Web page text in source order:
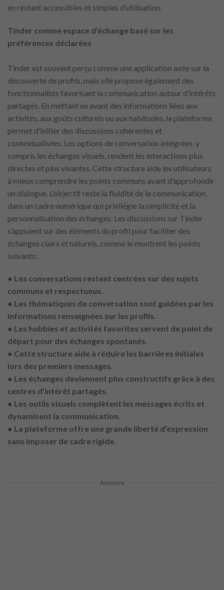
en restant accessibles et simples d’utilisation.
Tinder comme espace d’échange basé sur les
préférences déclarées
Tinder est souvent perçu comme une application axée sur la
découverte de profils, mais elle propose également des
fonctionnalités favorisant la communication autour d’intérêts
partagés. En mettant en avant des informations liées aux
activités, aux goûts culturels ou aux habitudes, la plateforme
permet d’initier des discussions cohérentes et
contextualisées. Les options de conversation intégrées, y
compris les échanges visuels, rendent les interactions plus
directes et plus vivantes. Cette structure aide les utilisateurs
à mieux comprendre les points communs avant d’approfondir
un dialogue. L’objectif reste la fluidité de la communication,
dans un cadre numérique qui privilégie la simplicité et la
personnalisation des échanges. Les discussions sur Tinder
s’appuient sur des éléments du profil pour faciliter des
échanges clairs et naturels, comme le montrent les points
suivants:
● Les conversations restent centrées sur des sujets
communs et respectueux.
● Les thématiques de conversation sont guidées par les
informations renseignées sur les profils.
● Les hobbies et activités favorites servent de point de
départ pour des échanges spontanés.
● Cette structure aide à réduire les barrières initiales
lors des premiers messages.
● Les échanges deviennent plus constructifs grâce à des
centres d’intérêt partagés.
● Les outils visuels complètent les messages écrits et
dynamisent la communication.
● La plateforme offre une grande liberté d’expression
sans imposer de cadre rigide.
Annonce